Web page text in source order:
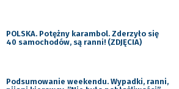
POLSKA. Potężny karambol. Zderzyło się
40 samochodów, są ranni! (ZDJĘCIA)
Podsumowanie weekendu. Wypadki, ranni,